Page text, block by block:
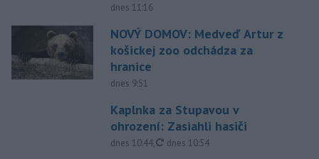
dnes 11:16
NOVÝ DOMOV: Medveď Artur z
košickej zoo odchádza za
hranice
dnes 9:51
Kaplnka za Stupavou v
ohrození: Zasiahli hasiči
dnes 10:44, aktualizované
dnes 10:54